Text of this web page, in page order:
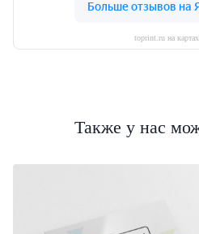
toprint.ru на
Также у нас